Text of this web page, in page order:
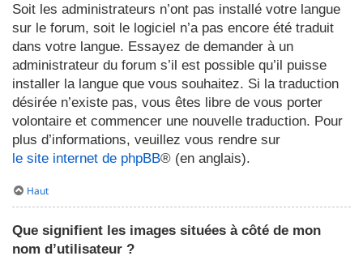
Soit les administrateurs n’ont pas installé votre langue
sur le forum, soit le logiciel n’a pas encore été traduit
dans votre langue. Essayez de demander à un
administrateur du forum s’il est possible qu’il puisse
installer la langue que vous souhaitez. Si la traduction
désirée n’existe pas, vous êtes libre de vous porter
volontaire et commencer une nouvelle traduction. Pour
plus d’informations, veuillez vous rendre sur
le site internet de phpBB® (en anglais).
Haut
Que signifient les images situées à côté de mon
nom d’utilisateur ?